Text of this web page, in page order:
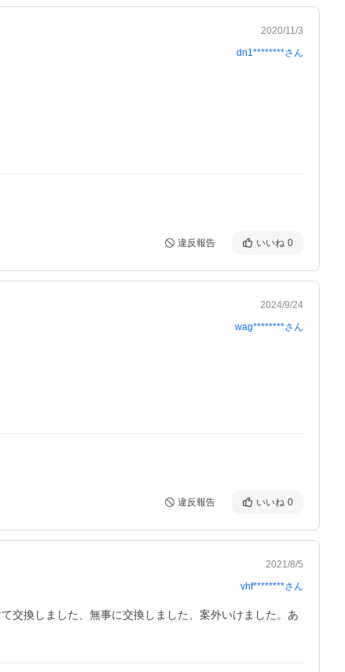
2020/11/3
dn1********さん
違反報告 いいね 0
2024/9/24
wag********さん
違反報告 いいね 0
2021/8/5
vhf********さん
交換しました、無事に交換しました、案外いけました。あ